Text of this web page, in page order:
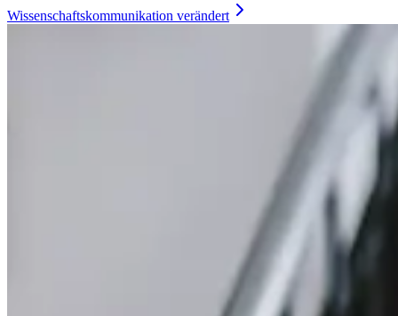
Wissenschaftskommunikation verändert